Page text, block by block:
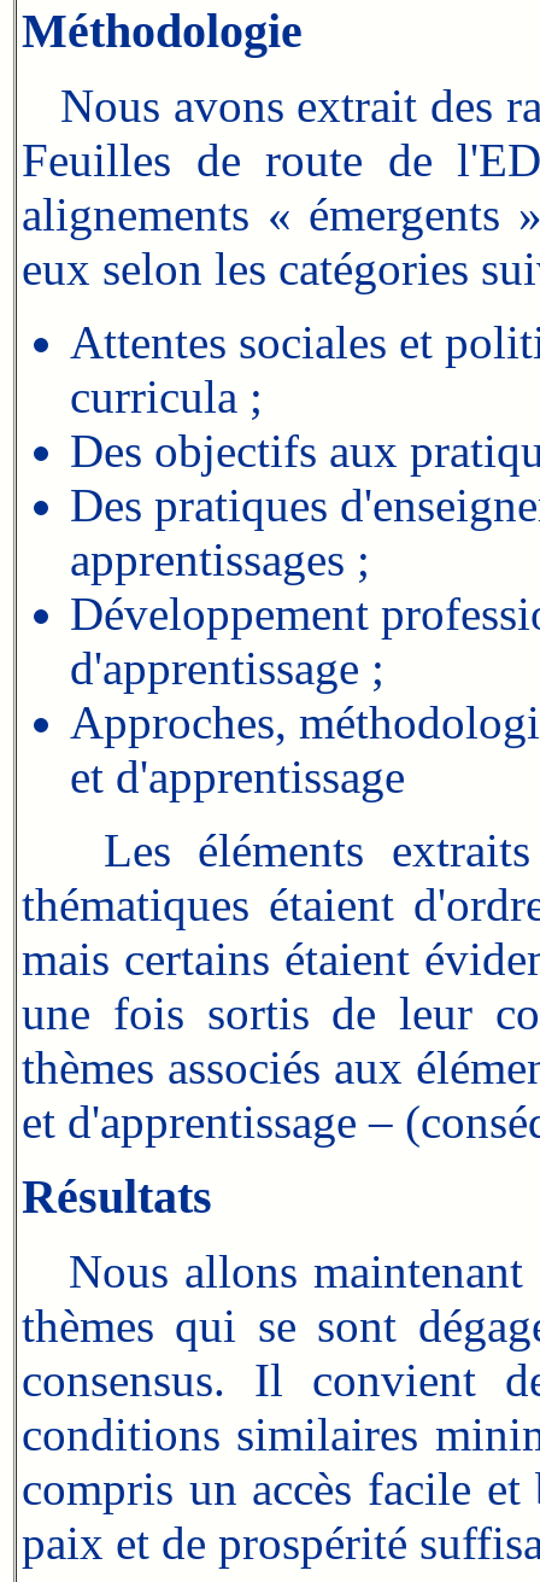
Méthodologie
Nous avons extrait des
Feuilles de route de
alignements « émergents
eux selon les catégories
Attentes sociales et
curricula ;
Des objectifs aux
Des pratiques
apprentissages ;
Développement
d'apprentissage ;
Approches,
et d'apprentissage
Les éléments extraits
thématiques étaient
mais certains étaient
une fois sortis de leur
thèmes associés aux
et d'apprentissage –
Résultats
Nous allons maintenant
thèmes qui se sont
consensus. Il convient
conditions similaires
compris un accès facile
paix et de prospérité